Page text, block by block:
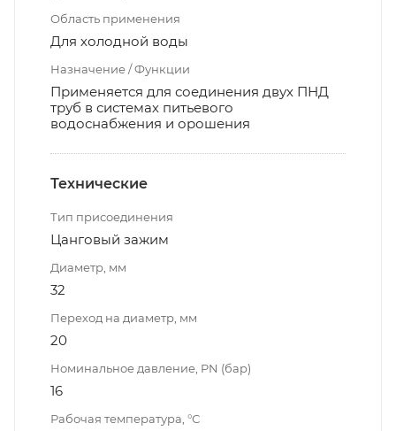
Область применения
Для холодной воды
Назначение / Функции
Применяется для соединения двух ПНД
труб в системах питьевого
водоснабжения и орошения
Технические
Тип присоединения
Цанговый зажим
Диаметр, мм
32
Переход на диаметр, мм
20
Номинальное давление, PN (бар)
16
Рабочая температура, °С